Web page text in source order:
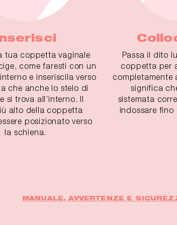
tua coppetta vaginale
come faresti con un
e inseriscila verso
che anche lo stelo di
si trova all’interno. Il
alto della coppetta
posizionato verso
la schiena.
Passa il dito
coppetta per
completamente
significa
sistemata
indossare fino
MANUALE, AVVERTENZE E